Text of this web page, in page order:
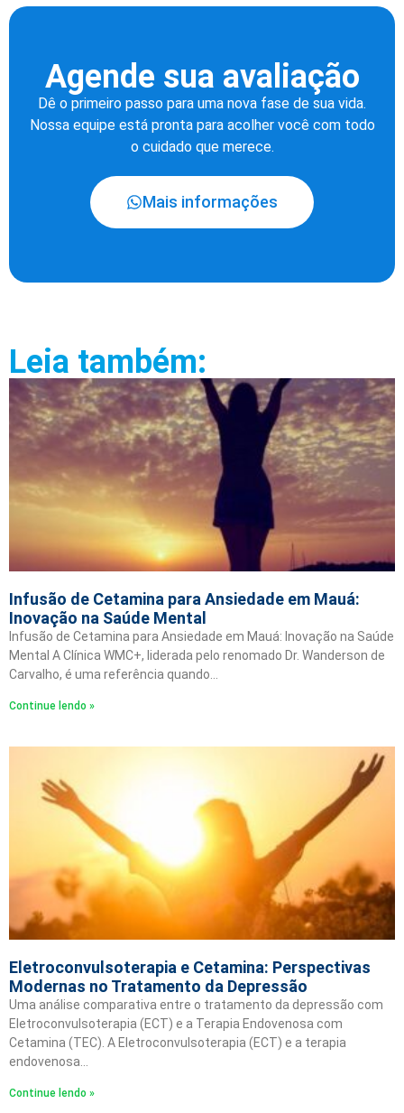
Agende sua avaliação
Dê o primeiro passo para uma nova fase de sua vida.
Nossa equipe está pronta para acolher você com todo
o cuidado que merece.
Mais informações
Leia também:
Infusão de Cetamina para Ansiedade em Mauá:
Inovação na Saúde Mental
Infusão de Cetamina para Ansiedade em Mauá: Inovação na Saúde
Mental A Clínica WMC+, liderada pelo renomado Dr. Wanderson de
Carvalho, é uma referência quando…
Continue lendo »
Eletroconvulsoterapia e Cetamina: Perspectivas
Modernas no Tratamento da Depressão
Uma análise comparativa entre o tratamento da depressão com
Eletroconvulsoterapia (ECT) e a Terapia Endovenosa com
Cetamina (TEC). A Eletroconvulsoterapia (ECT) e a terapia
endovenosa…
Continue lendo »